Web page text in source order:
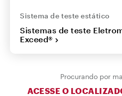
Sistema de teste estático
Sistemas de teste
Exceed®
Procurando por
ACESSE O